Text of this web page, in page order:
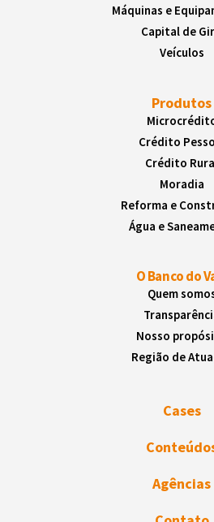
Máquinas e
Capital de
Veículos
Produtos
Crédito
Crédito
Moradia
Reforma e
Água e
O Banco do
Quem
Nosso
Região de
Cases
Agências